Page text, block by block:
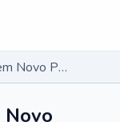
Pneumologista em Novo Progresso - PA